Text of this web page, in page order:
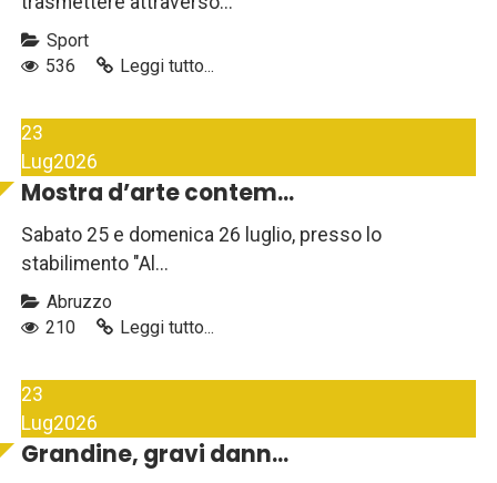
Sport
536
Leggi tutto...
23
Lug2026
Mostra d’arte contem...
Sabato 25 e domenica 26 luglio, presso lo
stabilimento "Al...
Abruzzo
210
Leggi tutto...
23
Lug2026
Grandine, gravi dann...